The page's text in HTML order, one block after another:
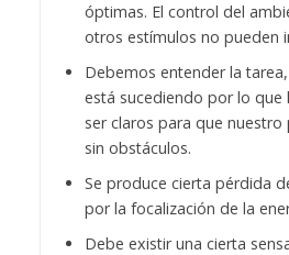
óptimas. El control del
otros estímulos no pueden
Debemos entender la
está sucediendo por lo
ser claros para que
sin obstáculos.
Se produce cierta pérdida
por la focalización de la
Debe existir una cierta